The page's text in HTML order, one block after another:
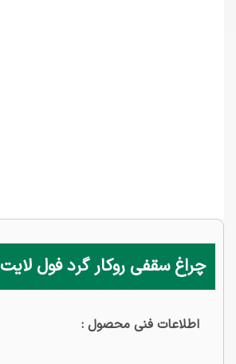
چراغ سقفی روکار گرد فول لایت 36 وات 4M
اطلاعات فنی محصول :